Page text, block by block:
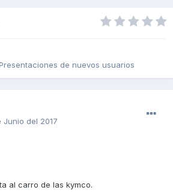
de nuevos usuarios
Junio del 2017
al carro de las kymco.